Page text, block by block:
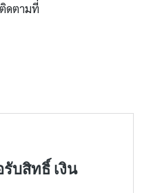
ติดตามที่